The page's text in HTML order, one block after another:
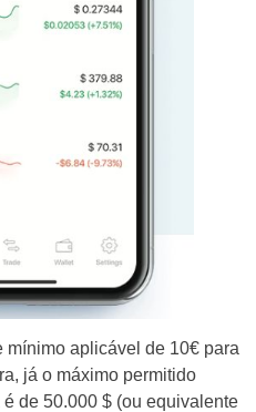
aplicável de 10€ para
já o máximo permitido
de 50.000 $ (ou equivalente